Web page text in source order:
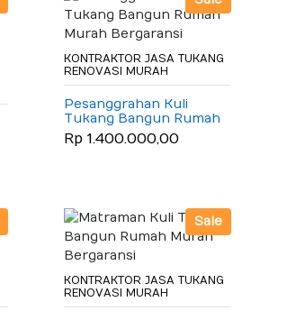
KONTRAKTOR JASA TUKANG
RENOVASI MURAH
Pesanggrahan Kuli
Tukang Bangun Rumah
Murah Bergaransi
Rp 1.400.000,00
Sale
KONTRAKTOR JASA TUKANG
RENOVASI MURAH